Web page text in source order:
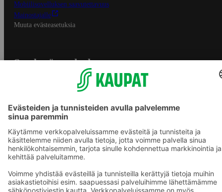
Mobiilisovelluksen saavutettavuus
Mainostajalle
Muuta evästeasetuksia
S-ryhmän palvelut
Yhteishyvä Ruoka -sovellus
S-ostoslista -sovellus
Prisma.fi
Sokos.fi
S-Pankki
Sokos Hotels
Raflaamo